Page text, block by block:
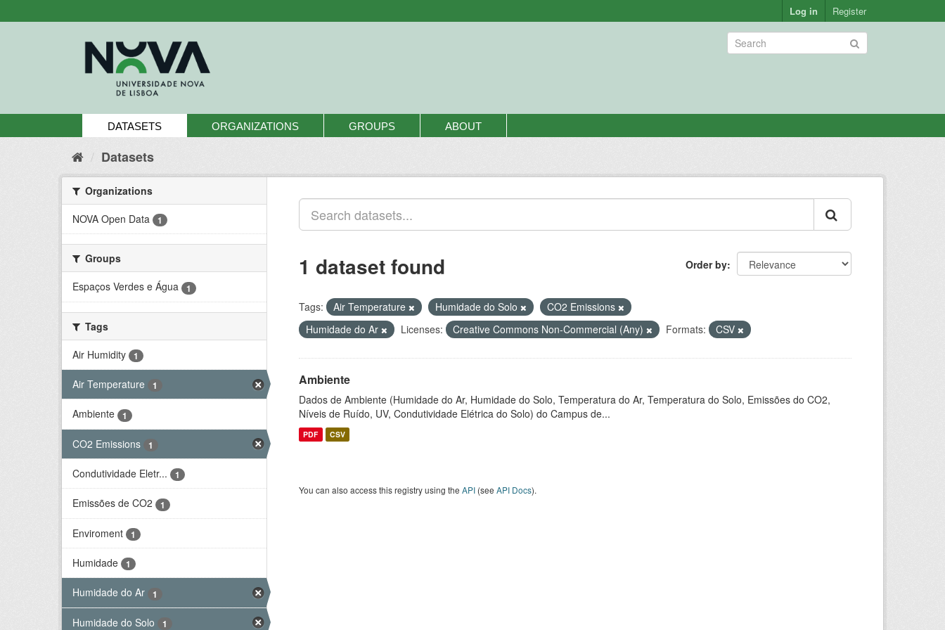
to
Log in Register
DATASETS ORGANIZATIONS GROUPS ABOUT
Datasets
Organizations
NOVA Open Data
1
Groups
Espaços Verdes e Água
1
Tags
Air Humidity
1
Air Temperature 1
Ambiente 1
CO2 Emissions 1
Condutividade Eletr... 1
Emissões de CO2 1
Enviroment 1
Humidade 1
Humidade do Ar 1
Humidade do Solo 1
Order by
1 dataset found
Tags: Air Temperature Humidade do Solo
CO2 Emissions
Humidade do Ar
Licenses: Creative Commons Non-Commercial (Any) Formats: CSV
Ambiente
Dados de Ambiente (Humidade do Ar, Humidade do Solo, Temperatura do Ar, Temperatura do Solo, Emissões do CO2,
Níveis de Ruído, UV, Condutividade Elétrica do Solo) do Campus de...
PDF CSV
You can also access this registry using the API (see API Docs).